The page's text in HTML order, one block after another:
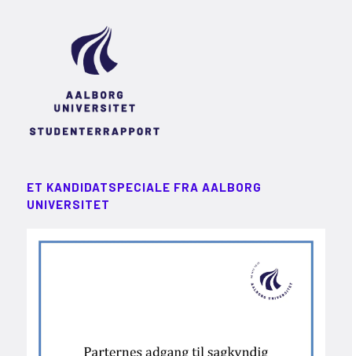
ET KANDIDATSPECIALE FRA AALBORG
UNIVERSITET